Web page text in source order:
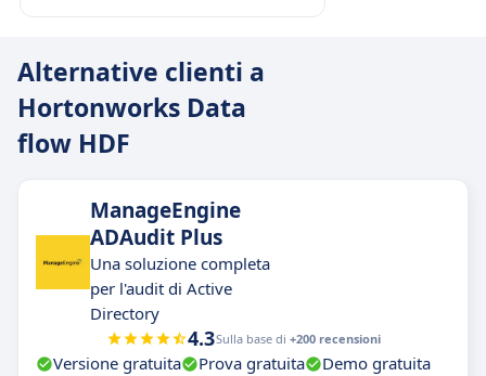
Alternative clienti a
Hortonworks Data
flow HDF
ManageEngine
ADAudit Plus
Una soluzione completa
per l'audit di Active
Directory
4.3Sulla base di +200 recensioni
Versione gratuita Prova gratuita
Demo gratuita